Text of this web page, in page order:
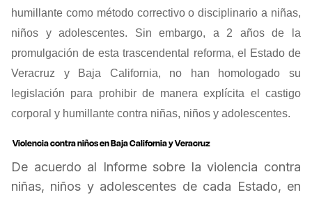
humillante como método correctivo o disciplinario a niñas,
niños y adolescentes. Sin embargo, a 2 años de la
promulgación de esta trascendental reforma, el Estado de
Veracruz y Baja California, no han homologado su
legislación para prohibir de manera explícita el castigo
corporal y humillante contra niñas, niños y adolescentes.
Violencia contra niños en Baja California y Veracruz
De acuerdo al Informe sobre la violencia contra
niñas, niños y adolescentes de cada Estado, en